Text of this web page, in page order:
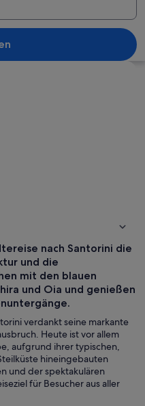
Yachthafen mit zahlreichen
nach Santorini die
und die
mit den blauen
und Oia und genießen
verdankt seine markante
Heute ist vor allem
aufgrund ihrer typischen,
hineingebauten
und der spektakulären
für Besucher aus aller